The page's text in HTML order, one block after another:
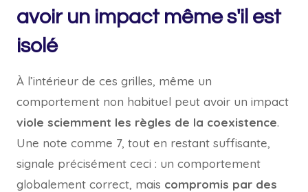
avoir un impact même s'il est
isolé
À l’intérieur de ces grilles, même un
comportement non habituel peut avoir un impact
viole sciemment les règles de la coexistence.
Une note comme 7, tout en restant suffisante,
signale précisément ceci : un comportement
globalement correct, mais compromis par des